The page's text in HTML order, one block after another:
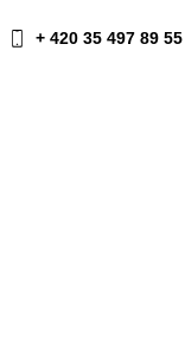
+ 420 35 497 89 55